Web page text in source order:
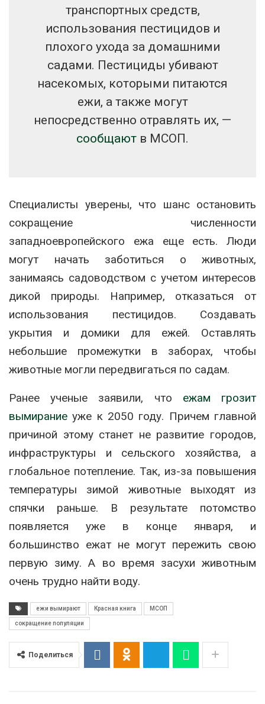
транспортных средств,
использования пестицидов и
плохого ухода за домашними
садами. Пестициды убивают
насекомых, которыми питаются
ежи, а также могут
непосредственно отравлять их, —
сообщают в МСОП.
Специалисты уверены, что шанс остановить
сокращение численности
западноевропейского ежа еще есть. Люди
могут начать заботиться о животных,
занимаясь садоводством с учетом интересов
дикой природы. Например, отказаться от
использования пестицидов. Создавать
укрытия и домики для ежей. Оставлять
небольшие промежутки в заборах, чтобы
животные могли передвигаться по садам.
Ранее ученые заявили, что ежам грозит
вымирание уже к 2050 году. Причем главной
причиной этому станет не развитие городов,
инфраструктуры и сельского хозяйства, а
глобальное потепление. Так, из-за повышения
температуры зимой животные выходят из
спячки раньше. В результате потомство
появляется уже в конце января, и
большинство ежат не могут пережить свою
первую зиму. А во время засухи животным
очень трудно найти воду.
ежи вымирают Красная книга МСОП
сокращение популяции
Поделиться